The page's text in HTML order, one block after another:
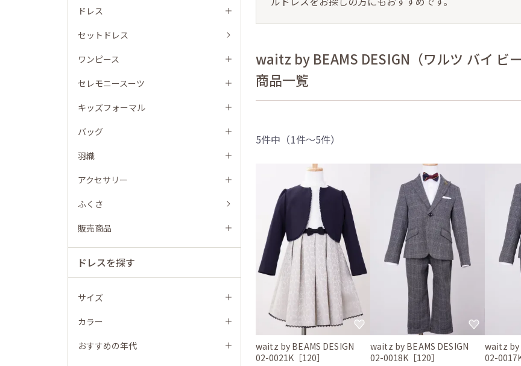
ドレス
セットドレス
ワンピース
セレモニースーツ
キッズフォーマル
バッグ
羽織
アクセサリー
ふくさ
販売商品
ドレスを探す
サイズ
カラー
おすすめの年代
waitz by BEAMS DESIGN（ワルツ バイ ビ
商品一覧
5件中（1件〜5件）
waitz by BEAMS DESIGN
02-0021K［120］
waitz by BEAMS DESIGN
02-0018K［120］
waitz by
02-